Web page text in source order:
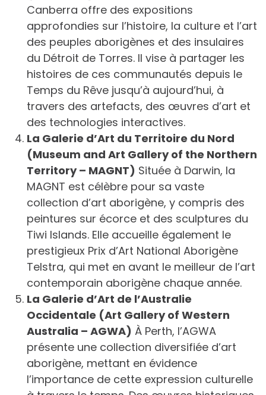
Canberra offre des expositions
approfondies sur l’histoire, la culture et l’art
des peuples aborigènes et des insulaires
du Détroit de Torres. Il vise à partager les
histoires de ces communautés depuis le
Temps du Rêve jusqu’à aujourd’hui, à
travers des artefacts, des œuvres d’art et
des technologies interactives.
La Galerie d’Art du Territoire du Nord
(Museum and Art Gallery of the Northern
Territory – MAGNT) Située à Darwin, la
MAGNT est célèbre pour sa vaste
collection d’art aborigène, y compris des
peintures sur écorce et des sculptures du
Tiwi Islands. Elle accueille également le
prestigieux Prix d’Art National Aborigène
Telstra, qui met en avant le meilleur de l’art
contemporain aborigène chaque année.
La Galerie d’Art de l’Australie
Occidentale (Art Gallery of Western
Australia – AGWA) À Perth, l’AGWA
présente une collection diversifiée d’art
aborigène, mettant en évidence
l’importance de cette expression culturelle